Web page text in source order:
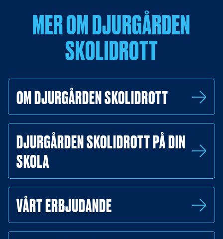
MER OM DJURGÅRDEN
SKOLIDROTT
OM DJURGÅRDEN SKOLIDROTT
DJURGÅRDEN SKOLIDROTT PÅ DIN
SKOLA
VÅRT ERBJUDANDE